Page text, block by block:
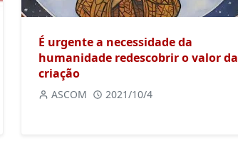
É urgente a necessidade da
humanidade redescobrir o valor da
criação
ASCOM 2021/10/4